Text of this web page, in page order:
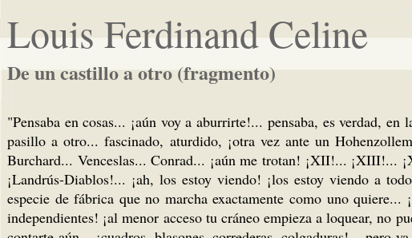
Louis Ferdinand Celine
De un castillo a otro (fragmento)
"Pensaba en cosas... ¡aún voy a aburrirte!... pensaba, es verdad,
pasillo a otro... fascinado, aturdido, ¡otra vez ante un
Burchard... Venceslas... Conrad... ¡aún me trotan! ¡XII!... ¡XIII!...
¡Landrús-Diablos!... ¡ah, los estoy viendo! ¡los estoy viendo a
especie de fábrica que no marcha exactamente como uno
independientes! ¡al menor acceso tu cráneo empieza a loquear, no